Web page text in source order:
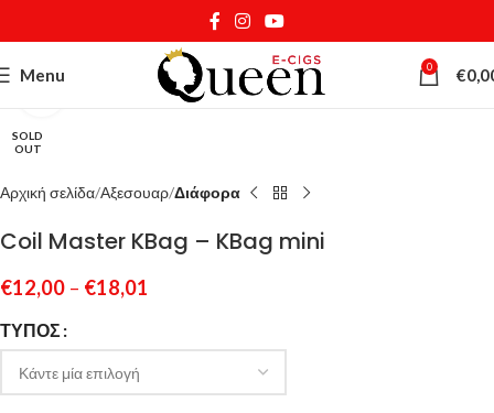
Menu 0 €
SOLD
OUT
Κάντε κλικ για μεγέθυνση
Αρχική σελίδα Αξεσουαρ Διάφορα
Coil Master KBag – KBag mini
€12,00 – €18,01
ΤΎΠΟΣ